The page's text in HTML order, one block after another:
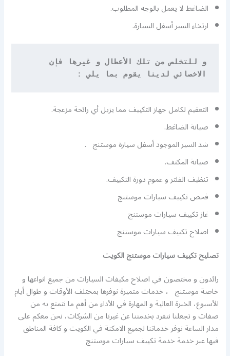
الضاغط لا يعمل بالوجه المطلوب.
ارتخاء السير أسفل السيارة.
و للتخلص من تلك الأعطال و غيرها فإن
الاخصائي لدينا يقوم بما يلي :
التعقيم لكامل جهاز التكييف مما يزيل أي رائحة مزعجة.
صيانة الضاغط.
شد السير الموجود أسفل سيارة موستنج .
صيانة المكثف.
تنظيف الفلتر و عموم دورة التكييف.
فحص تكييف سيارات موستنج
غاز تكييف سيارات موستنج
اصلاح تكييف سيارات موستنج
تصليح تكييف سيارات موستنج الكويت
رائدون و مختصون في اصلاح مكيفات السيارات من جميع انواعها و
خاصة موستنج ، خدمات متميزة نوفرها بمختلف الأوقات و طوال أيام
الأسبوع، الخبرة العالية و المهارة في الأداء من أهم ما نتمتع به من
صفات و تجعلنا نتفرد بخدمتنا عن غيرنا من الشركات، نحن معكم على
مدار الساعة نوفر خدماتنا لجميع الامكنة في الكويت و كافة المناطق
فيها عبر خدمة خدمة تكييف سيارات موستنج